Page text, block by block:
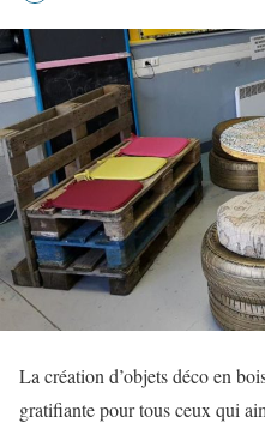
La création d’objets déco en
gratifiante pour tous ceux qui